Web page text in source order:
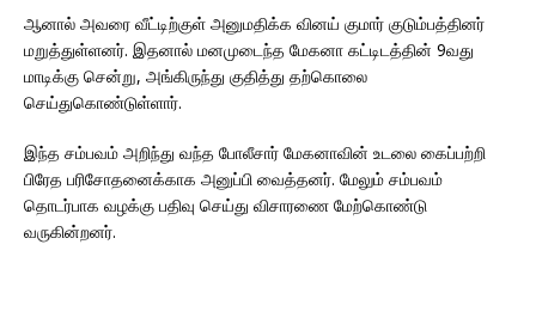
ஆனால் அவரை வீட்டிற்குள் அனுமதிக்க வினய் குமார் குடும்பத்தினர்
மறுத்துள்ளனர். இதனால் மனமுடைந்த மேகனா கட்டிடத்தின் 9வது
மாடிக்கு சென்று, அங்கிருந்து குதித்து தற்கொலை
செய்துகொண்டுள்ளார்.
இந்த சம்பவம் அறிந்து வந்த போலீசார் மேகனாவின் உடலை கைப்பற்றி
பிரேத பரிசோதனைக்காக அனுப்பி வைத்தனர். மேலும் சம்பவம்
தொடர்பாக வழக்கு பதிவு செய்து விசாரணை மேற்கொண்டு
வருகின்றனர்.